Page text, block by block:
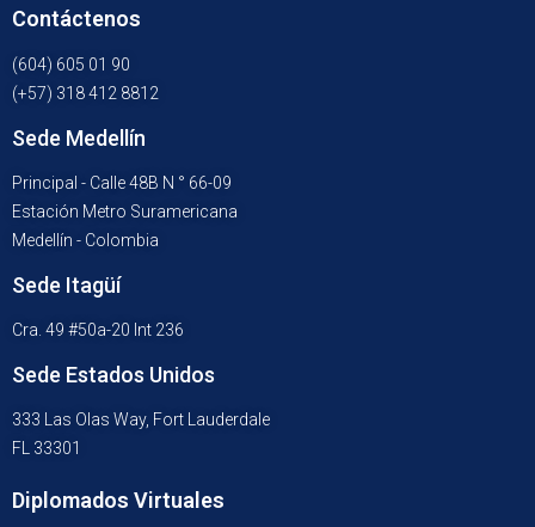
Contáctenos
(604) 605 01 90
(+57) 318 412 8812
Sede Medellín
Principal - Calle 48B N ° 66-09
Estación Metro Suramericana
Medellín - Colombia
Sede Itagüí
Cra. 49 #50a-20 Int 236
Sede Estados Unidos
333 Las Olas Way, Fort Lauderdale
FL 33301
Diplomados Virtuales